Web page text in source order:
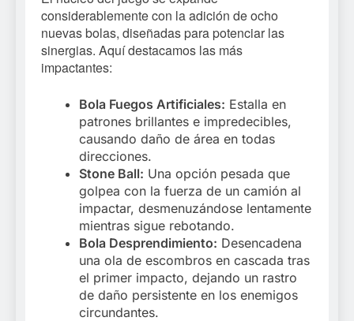
considerablemente con la adición de ocho
nuevas bolas, diseñadas para potenciar las
sinergias. Aquí destacamos las más
impactantes:
Bola Fuegos Artificiales: Estalla en
patrones brillantes e impredecibles,
causando daño de área en todas
direcciones.
Stone Ball: Una opción pesada que
golpea con la fuerza de un camión al
impactar, desmenuzándose lentamente
mientras sigue rebotando.
Bola Desprendimiento: Desencadena
una ola de escombros en cascada tras
el primer impacto, dejando un rastro
de daño persistente en los enemigos
circundantes.